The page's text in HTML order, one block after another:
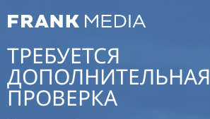
ТРЕБУЕТСЯ
ДОПОЛНИТЕЛЬНАЯ
ПРОВЕРКА